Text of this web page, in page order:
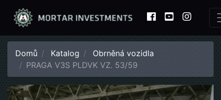
Domů Katalog
Obrněná vozidla
PRAGA V3S PLDVK VZ. 53/59